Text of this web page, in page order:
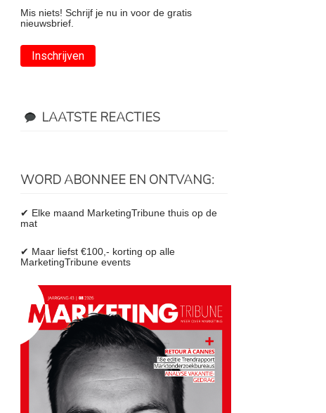
Mis niets! Schrijf je nu in voor de gratis
nieuwsbrief.
Inschrijven
LAATSTE REACTIES
WORD ABONNEE EN ONTVANG:
✔ Elke maand MarketingTribune thuis op de
mat
✔ Maar liefst €100,- korting op alle
MarketingTribune events